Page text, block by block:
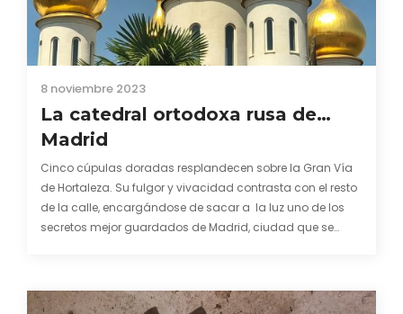
8 noviembre 2023
La catedral ortodoxa rusa de…
Madrid
Cinco cúpulas doradas resplandecen sobre la Gran Vía
de Hortaleza. Su fulgor y vivacidad contrasta con el resto
de la calle, encargándose de sacar a la luz uno de los
secretos mejor guardados de Madrid, ciudad que se